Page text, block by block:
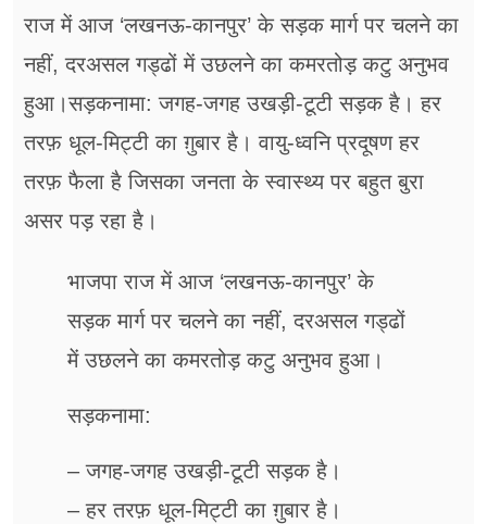
राज में आज ‘लखनऊ-कानपुर’ के सड़क मार्ग पर चलने का
नहीं, दरअसल गड्ढों में उछलने का कमरतोड़ कटु अनुभव
हुआ।सड़कनामा: जगह-जगह उखड़ी-टूटी सड़क है। ⁠हर
तरफ़ धूल-मिट्टी का ग़ुबार है। ⁠वायु-ध्वनि प्रदूषण हर
तरफ़ फैला है जिसका जनता के स्वास्थ्य पर बहुत बुरा
असर पड़ रहा है।
भाजपा राज में आज ‘लखनऊ-कानपुर’ के
सड़क मार्ग पर चलने का नहीं, दरअसल गड्ढों
में उछलने का कमरतोड़ कटु अनुभव हुआ।
सड़कनामा:
– जगह-जगह उखड़ी-टूटी सड़क है।
– ⁠हर तरफ़ धूल-मिट्टी का ग़ुबार है।